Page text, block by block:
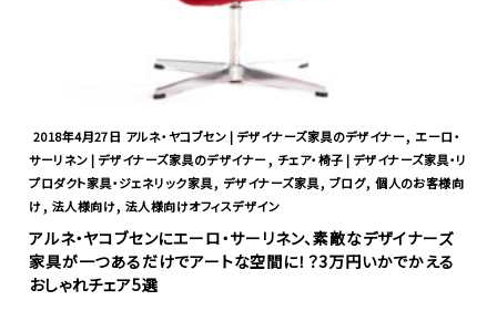
2018年4月27日 アルネ・ヤコブセン | デザイナーズ家具のデザイナー, エーロ・
サーリネン | デザイナーズ家具のデザイナー, チェア・椅子 | デザイナーズ家具・リ
プロダクト家具・ジェネリック家具, デザイナーズ家具, ブログ,個人のお客様向
け, 法人様向け, 法人様向けオフィスデザイン
アルネ・ヤコブセンにエーロ・サーリネン、素敵なデザイナーズ
家具が一つあるだけでアートな空間に！？3万円いかでかえる
おしゃれチェア5選